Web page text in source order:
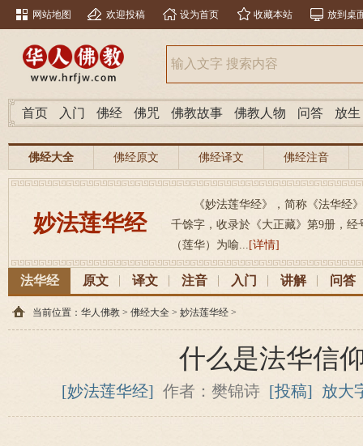
网站地图 欢迎投稿 设为首页 收藏本站 放到桌
首页 入门 佛经 佛咒 佛教故事 佛教人物 问答 放生
佛经大全 佛经原文 佛经译文 佛经注音
妙法莲华经
《妙法莲华经》，简称《法华经
千馀字，收录於《大正藏》第9册，经
（莲华）为喻... [详情]
法华经 原文 译文 注音 入门 讲解 问答
当前位置： 华人佛教 > 佛经大全 > 妙法莲华经 >
什么是法华信
[妙法莲华经] 作者：樊锦诗 [投稿] 放大